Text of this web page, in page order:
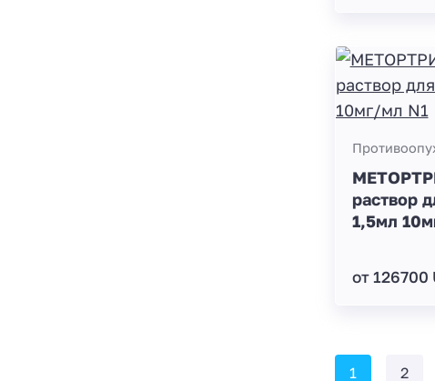
раствор
1,5мл
от 126700
1 2